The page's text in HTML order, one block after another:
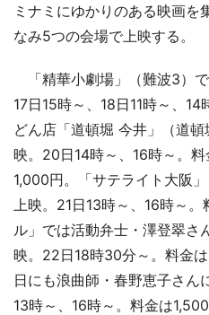
ミナミにゆかりのある映画を
なみ5つの会場で上映する。
「精華小劇場」（難波3）
17日15時～、18日11時～、
どん店「道頓堀 今井」（道
映。20日14時～、16時～。
1,000円。「サテライト大阪
上映。21日13時～、16時～
ル」では活動弁士・澤登翠さ
映。22日18時30分～。料金
日にも浪曲師・春野恵子さん
13時～、16時～。料金は